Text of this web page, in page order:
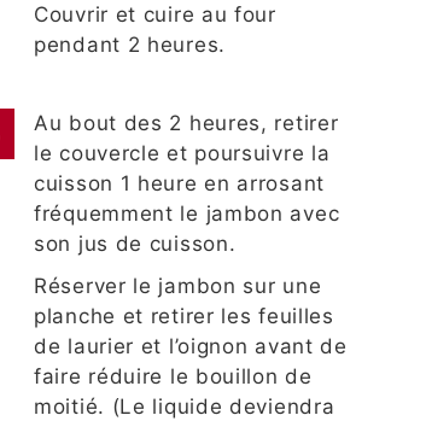
Couvrir et cuire au four
pendant 2 heures.
Au bout des 2 heures, retirer
le couvercle et poursuivre la
cuisson 1 heure en arrosant
fréquemment le jambon avec
son jus de cuisson.
Réserver le jambon sur une
planche et retirer les feuilles
de laurier et l’oignon avant de
faire réduire le bouillon de
moitié. (Le liquide deviendra